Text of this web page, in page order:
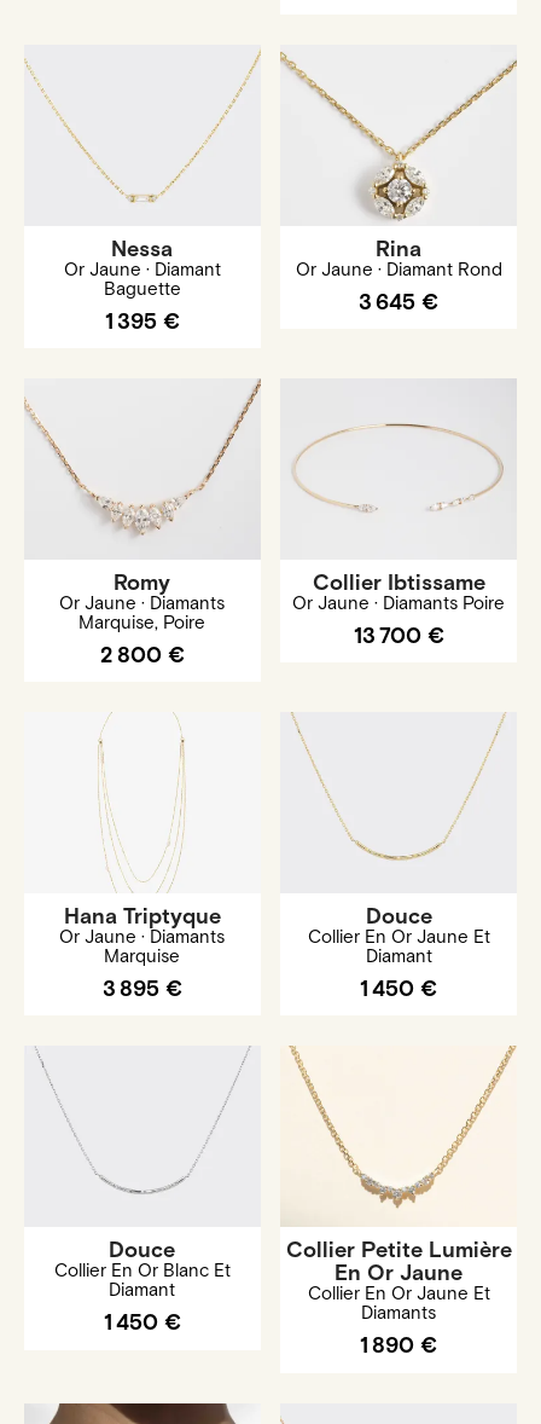
Nessa
Or Jaune · Diamant
Baguette
1 395 €
Rina
Or Jaune · Diamant Rond
3 645 €
Romy
Or Jaune · Diamants
Marquise, Poire
2 800 €
Collier Ibtissame
Or Jaune · Diamants Poire
13 700 €
Hana Triptyque
Or Jaune · Diamants
Marquise
3 895 €
Douce
Collier En Or Jaune Et
Diamant
1 450 €
Douce
Collier En Or Blanc Et
Diamant
1 450 €
Collier Petite Lumière
En Or Jaune
Collier En Or Jaune Et
Diamants
1 890 €